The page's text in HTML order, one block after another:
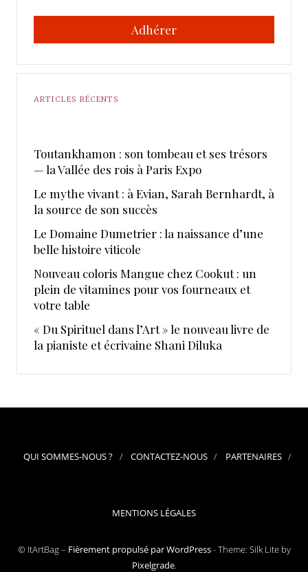
Adhérer
ARTICLES RÉCENTS
Toutankhamon : son tombeau et ses trésors
— la Vallée des rois à Paris Expo
Le mythe vivant : à Evian, Sarah Bernhardt, à
la source de son succès
Le Domaine Dumetrier : la naissance d’une
belle histoire viticole
Nouveau coloris Mangue chez Cookut : un
plein de vitamines pour vos fourneaux et
votre table
« Du Spirituel dans l’Art » le nouveau livre de
la pianiste et écrivaine Shani Diluka
QUI SOMMES-NOUS ? CONTACTEZ-NOUS PARTENAIRES
MENTIONS LÉGALES
© ItArtBag – Fièrement propulsé par WordPress-Theme: Silk Lite by
Pixelgrade.